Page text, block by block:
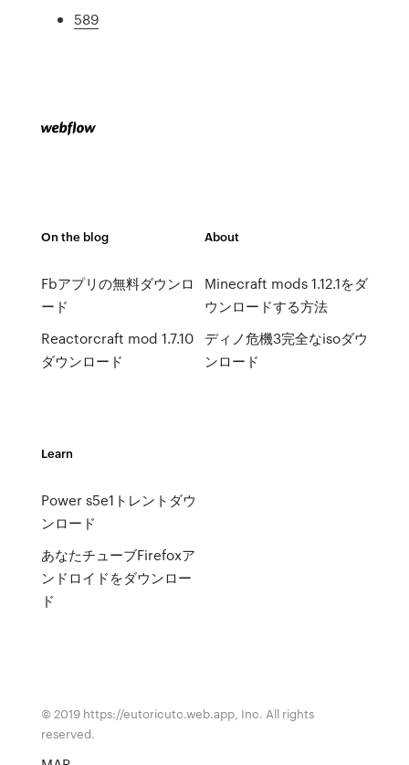
589
On the blog
Fbアプリの無料ダウンロ
ード
Reactorcraft mod 1.7.10
ダウンロード
About
Minecraft mods 1.12.1をダ
ウンロードする方法
ディノ危機3完全なisoダウ
ンロード
Learn
Power s5e1トレントダウ
ンロード
あなたチューブFirefoxア
ンドロイドをダウンロー
ド
© 2019 https://eutoricutc.web.app, Inc. All rights
reserved.